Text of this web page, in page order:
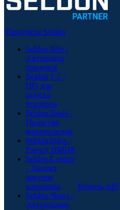
Продукты Seldon
Seldon.Win -
Автопоиск
тендеров
Seldon 1.7 -
ПО для
поиска
тендеров
Seldon.Basis -
Проверка
контрагентов
Seldon.Price -
Расчет НМЦК
Seldon.Control
- Анализ
закупок
компании
Seldon.News -
Актуальные
Купить API